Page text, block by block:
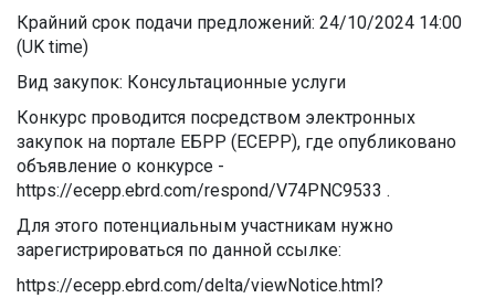
Крайний срок подачи предложений: 24/10/2024 14:00
(UK time)
Вид закупок: Консультационные услуги
Конкурс проводится посредством электронных
закупок на портале ЕБРР (ЕСЕРР), где опубликовано
объявление о конкурсе -
https://ecepp.ebrd.com/respond/V74PNC9533 .
Для этого потенциальным участникам нужно
зарегистрироваться по данной ссылке:
https://ecepp.ebrd.com/delta/viewNotice.html?